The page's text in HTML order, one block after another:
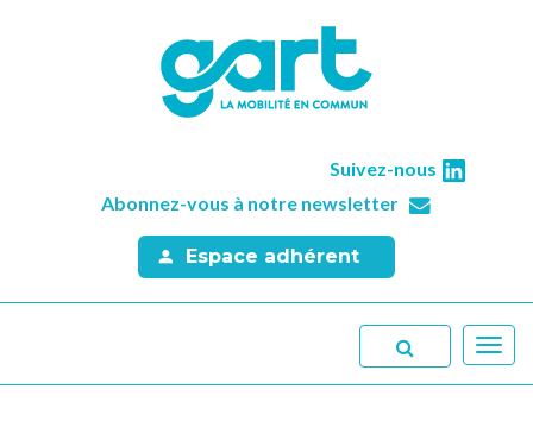
Suivez-nous
Abonnez-vous à notre newsletter
Espace adhérent